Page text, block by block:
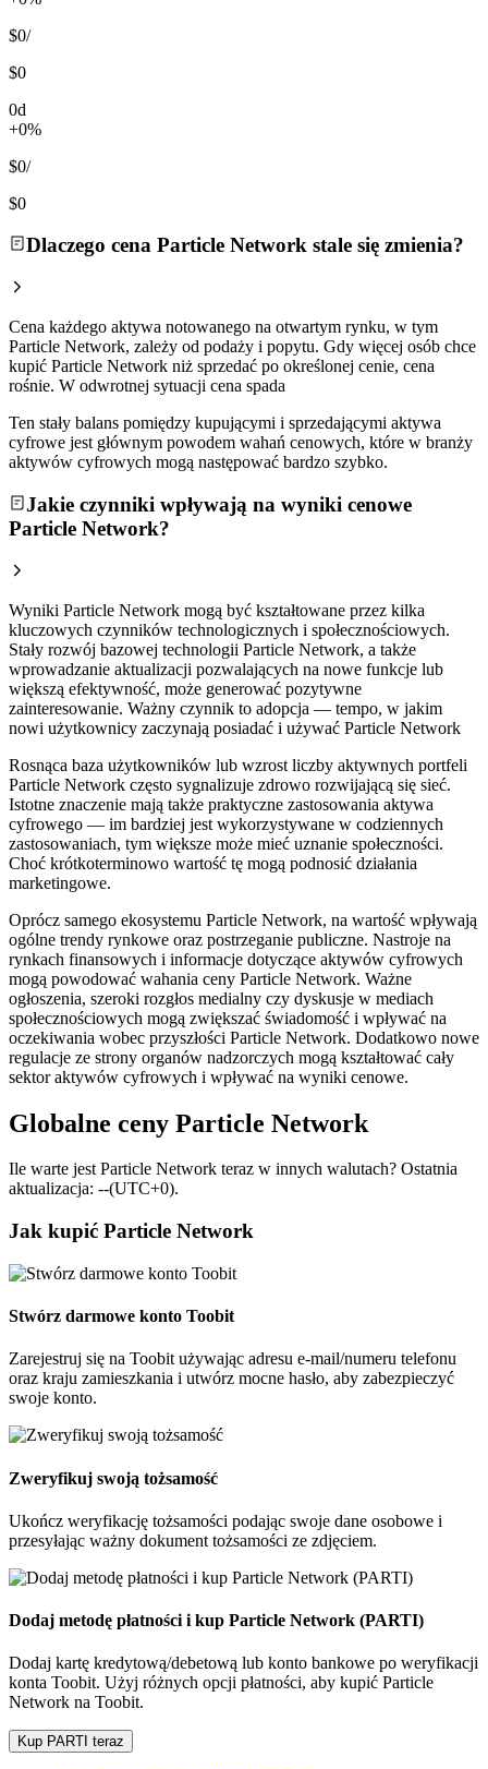
$0/
$0
0d
+0%
$0/
$0
Dlaczego cena Particle Network stale się zmienia?
Cena każdego aktywa notowanego na otwartym rynku, w tym
Particle Network, zależy od podaży i popytu. Gdy więcej osób chce
kupić Particle Network niż sprzedać po określonej cenie, cena
rośnie. W odwrotnej sytuacji cena spada
Ten stały balans pomiędzy kupującymi i sprzedającymi aktywa
cyfrowe jest głównym powodem wahań cenowych, które w branży
aktywów cyfrowych mogą następować bardzo szybko.
Jakie czynniki wpływają na wyniki cenowe
Particle Network?
Wyniki Particle Network mogą być kształtowane przez kilka
kluczowych czynników technologicznych i społecznościowych.
Stały rozwój bazowej technologii Particle Network, a także
wprowadzanie aktualizacji pozwalających na nowe funkcje lub
większą efektywność, może generować pozytywne
zainteresowanie. Ważny czynnik to adopcja — tempo, w jakim
nowi użytkownicy zaczynają posiadać i używać Particle Network
Rosnąca baza użytkowników lub wzrost liczby aktywnych portfeli
Particle Network często sygnalizuje zdrowo rozwijającą się sieć.
Istotne znaczenie mają także praktyczne zastosowania aktywa
cyfrowego — im bardziej jest wykorzystywane w codziennych
zastosowaniach, tym większe może mieć uznanie społeczności.
Choć krótkoterminowo wartość tę mogą podnosić działania
marketingowe.
Oprócz samego ekosystemu Particle Network, na wartość wpływają
ogólne trendy rynkowe oraz postrzeganie publiczne. Nastroje na
rynkach finansowych i informacje dotyczące aktywów cyfrowych
mogą powodować wahania ceny Particle Network. Ważne
ogłoszenia, szeroki rozgłos medialny czy dyskusje w mediach
społecznościowych mogą zwiększać świadomość i wpływać na
oczekiwania wobec przyszłości Particle Network. Dodatkowo nowe
regulacje ze strony organów nadzorczych mogą kształtować cały
sektor aktywów cyfrowych i wpływać na wyniki cenowe.
Globalne ceny Particle Network
Ile warte jest Particle Network teraz w innych walutach? Ostatnia
aktualizacja: --(UTC+0).
Jak kupić Particle Network
Stwórz darmowe konto Toobit
Zarejestruj się na Toobit używając adresu e-mail/numeru telefonu
oraz kraju zamieszkania i utwórz mocne hasło, aby zabezpieczyć
swoje konto.
Zweryfikuj swoją tożsamość
Ukończ weryfikację tożsamości podając swoje dane osobowe i
przesyłając ważny dokument tożsamości ze zdjęciem.
Dodaj metodę płatności i kup Particle Network (PARTI)
Dodaj kartę kredytową/debetową lub konto bankowe po weryfikacji
konta Toobit. Użyj różnych opcji płatności, aby kupić Particle
Network na Toobit.
Kup PARTI teraz